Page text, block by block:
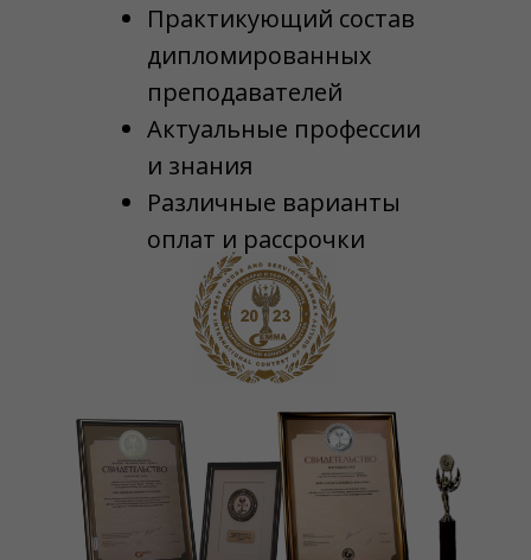
Практикующий состав
дипломированных
преподавателей
Актуальные профессии
и знания
Различные варианты
оплат и рассрочки